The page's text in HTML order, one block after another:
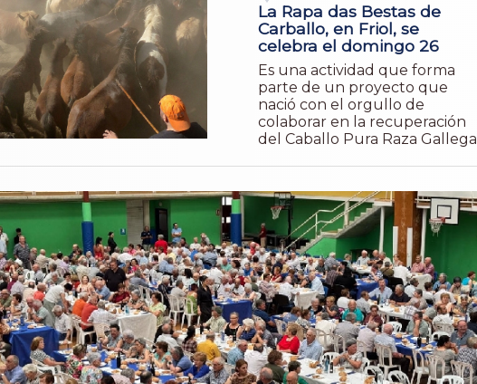
La Rapa das Bestas de
Carballo, en Friol, se
celebra el domingo 26
Es una actividad que forma
parte de un proyecto que
nació con el orgullo de
colaborar en la recuperación
del Caballo Pura Raza Gallega